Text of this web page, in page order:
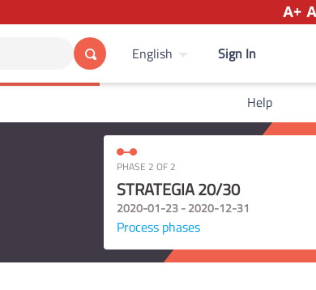
English Sign In
Help
PHASE 2 OF 2
STRATEGIA 20/30
2020-01-23 - 2020-12-31
Process phases